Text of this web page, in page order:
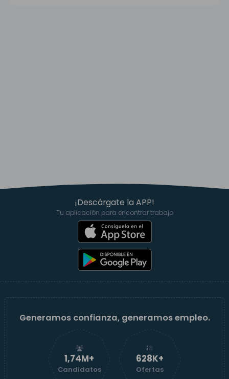
¡Descárgate la APP!
Tu aplicación para encontrar trabajo
Generamos confianza, generamos empleo.
1,74M+
Candidatos
629K+
Ofertas